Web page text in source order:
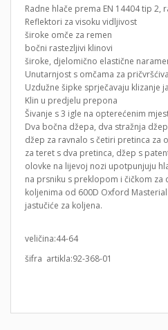
Radne hlače prema EN 14404 tip 2,
Reflektori za visoku vidljivost
široke omče za remen
bočni rastezljivi klinovi
široke, djelomično elastične
Unutarnjost s omčama za
Uzdužne šipke sprječavaju klizanje
Klin u predjelu prepona
Šivanje s 3 igle na opterećenim
Dva bočna džepa, dva stražnja
džep za ravnalo s četiri pretinca za
za teret s dva pretinca, džep s
olovke na lijevoj nozi upotpunjuju
na prsniku s preklopom i čičkom za
koljenima od 600D Oxford
jastučiće za koljena.
veličina:44-64
šifra artikla:92-368-01